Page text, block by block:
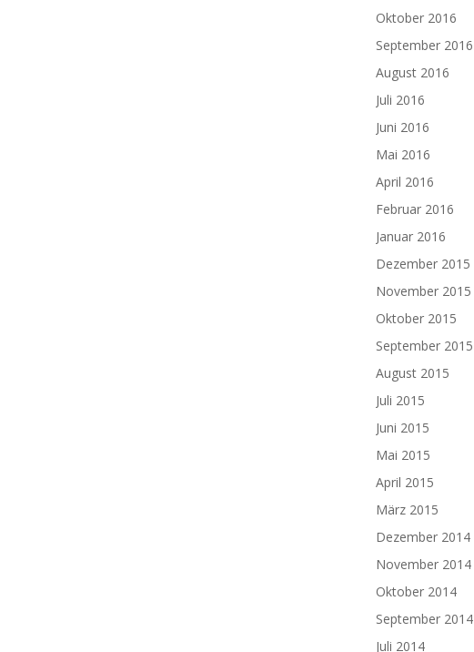
Oktober 2016
September 2016
August 2016
Juli 2016
Juni 2016
Mai 2016
April 2016
Februar 2016
Januar 2016
Dezember 2015
November 2015
Oktober 2015
September 2015
August 2015
Juli 2015
Juni 2015
Mai 2015
April 2015
März 2015
Dezember 2014
November 2014
Oktober 2014
September 2014
Juli 2014